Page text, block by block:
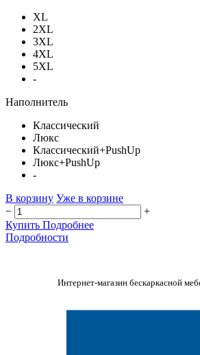
XL
2XL
3XL
4XL
5XL
-
Наполнитель
Классический
Люкс
Классический+PushUp
Люкс+PushUp
-
В корзину Уже в корзине
−
+
Купить Подробнее
Подробности
Интернет-магазин бескаркасной